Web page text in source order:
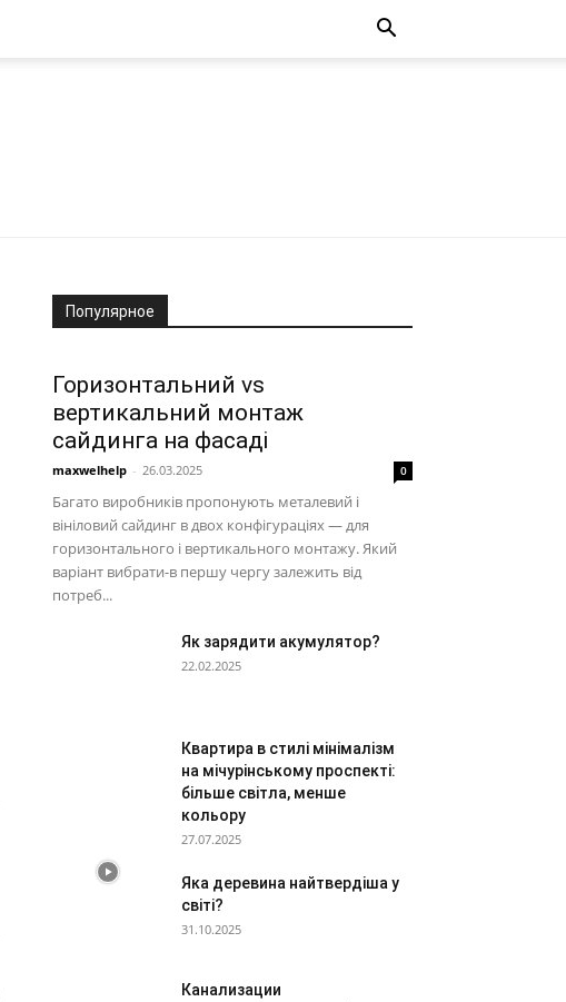
Популярное
Горизонтальний vs
вертикальний монтаж
сайдинга на фасаді
maxwelhelp - 26.03.2025 0
Багато виробників пропонують металевий і
вініловий сайдинг в двох конфігураціях — для
горизонтального і вертикального монтажу. Який
варіант вибрати-в першу чергу залежить від
потреб...
Як зарядити акумулятор?
22.02.2025
Квартира в стилі мінімалізм
на мічурінському проспекті:
більше світла, менше
кольору
27.07.2025
Яка деревина найтвердіша у
світі?
31.10.2025
Канализации